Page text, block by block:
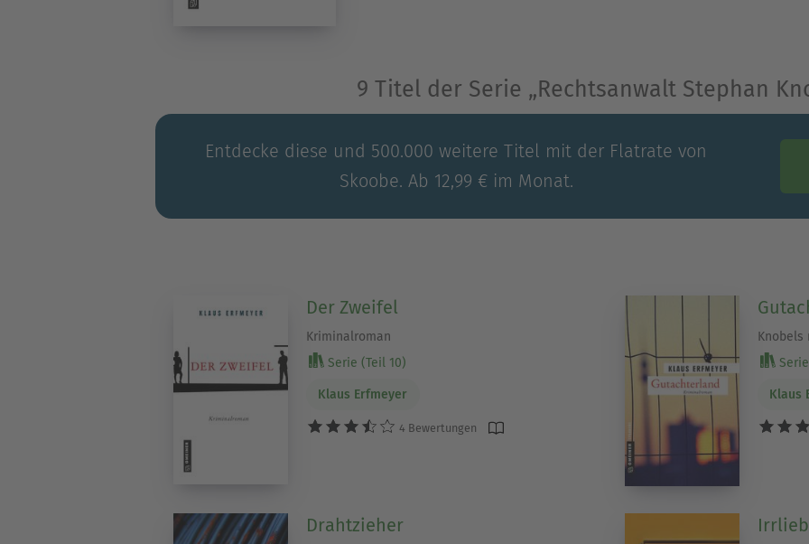
9 Titel der Serie „Rechtsanwalt Stephan
Entdecke diese und 500.000 weitere Titel mit der Flatrate von
Skoobe. Ab 12,99 € im Monat.
Der Zweifel
Kriminalroman
Serie (Teil 10)
Klaus Erfmeyer
4 Bewertungen
Knobels
Serie
Klaus
Drahtzieher